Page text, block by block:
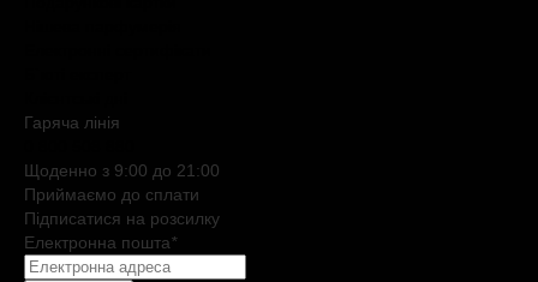
Гаряча лiнiя
Щоденно з 9:00 до 21:00
Приймаємо до сплати
Підписатися на розсилку
Електронна пошта*